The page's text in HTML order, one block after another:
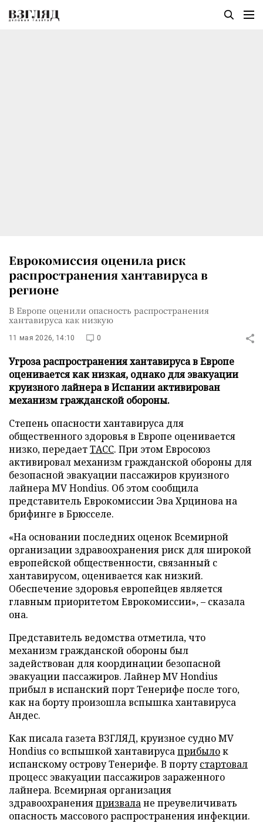
Еврокомиссия оценила риск
распространения хантавируса в
регионе
В Европе оценили опасность распространения
хантавируса как низкую
11 мая 2026, 14:10 0
Угроза распространения хантавируса в Европе
оценивается как низкая, однако для эвакуации
круизного лайнера в Испании активирован
механизм гражданской обороны.
Степень опасности хантавируса для
общественного здоровья в Европе оценивается
низко, передаетТАСС. При этом Евросоюз
активировал механизм гражданской обороны для
безопасной эвакуации пассажиров круизного
лайнера MV Hondius. Об этом сообщила
представитель Еврокомиссии Эва Хрцинова на
брифинге в Брюсселе.
«На основании последних оценок Всемирной
организации здравоохранения риск для широкой
европейской общественности, связанный с
хантавирусом, оценивается как низкий.
Обеспечение здоровья европейцев является
главным приоритетом Еврокомиссии», – сказала
она.
Представитель ведомства отметила, что
механизм гражданской обороны был
задействован для координации безопасной
эвакуации пассажиров. Лайнер MV Hondius
прибыл в испанский порт Тенерифе после того,
как на борту произошла вспышка хантавируса
Андес.
Как писала газета ВЗГЛЯД, круизное судно MV
Hondius со вспышкой хантавирусаприбылок
испанскому острову Тенерифе. В портустартовал
процесс эвакуации пассажиров зараженного
лайнера. Всемирная организация
здравоохраненияпризвалане преувеличивать
опасность массового распространения инфекции.